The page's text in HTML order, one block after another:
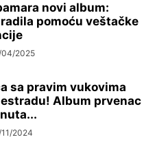
novi album:
pomoću veštačke
2025
sa pravim vukovima
Album prvenac
2024